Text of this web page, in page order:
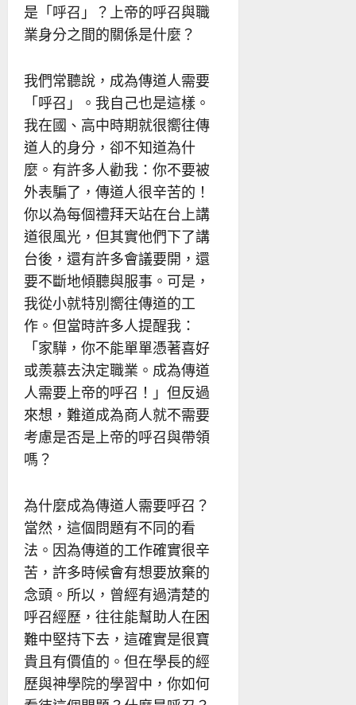
是「呼召」？上帝的呼召與職
業身分之間的關係是什麼？
我們常聽說，成為傳道人需要
「呼召」。我自己也是這樣。
我在國、高中時期就很嚮往傳
道人的身分，卻不知道為什
麼。有許多人勸我：你不要被
外表騙了，傳道人很辛苦的！
你以為每個禮拜天站在台上講
道很風光，但其實他們下了講
台後，還有許多會議要開，還
要不斷地傾聽與服事。可是，
我從小就特別嚮往傳道的工
作。但當時許多人提醒我：
「家驊，你不能單單憑著喜好
或羨慕去決定職業。成為傳道
人需要上帝的呼召！」但反過
來想，難道成為商人就不需要
考慮是否是上帝的呼召與帶領
嗎？
為什麼成為傳道人需要呼召？
當然，這個問題有不同的看
法。因為傳道的工作確實很辛
苦，許多時候會有想要放棄的
念頭。所以，曾經有過清楚的
呼召經歷，往往能幫助人在困
難中堅持下去，這確實是很寶
貴且有價值的。但在學長的經
歷與神學院的學習中，你如何